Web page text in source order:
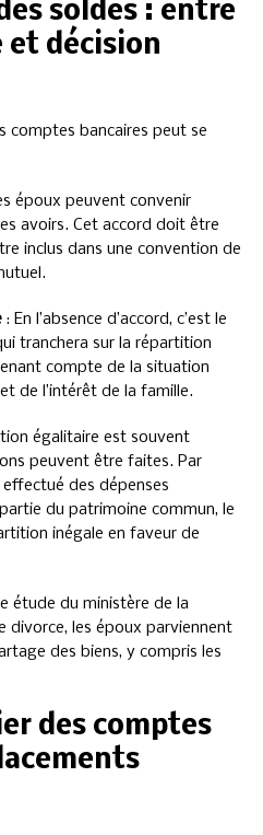
soldes : entre
et décision
comptes bancaires peut se
époux peuvent convenir
avoirs. Cet accord doit être
inclus dans une convention de
: En l’absence d’accord, c’est le
tranchera sur la répartition
compte de la situation
de l’intérêt de la famille.
égalitaire est souvent
peuvent être faites. Par
effectué des dépenses
du patrimoine commun, le
inégale en faveur de
étude du ministère de la
divorce, les époux parviennent
des biens, y compris les
des comptes